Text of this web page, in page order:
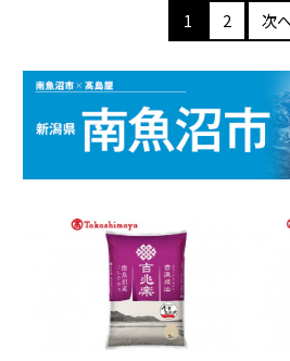
旅行
雑貨・日用品
ファッション
塩竈市（宮城県）
世田谷区（東京都）横浜市（
小田原市（神奈川県）
三浦市
新発田市（新潟県）
南魚沼市
輪島市（石川県）
鯖江市（福井県）
都留市（山梨県）
高山市（岐阜県）
よくある質問とお問
1 2 次